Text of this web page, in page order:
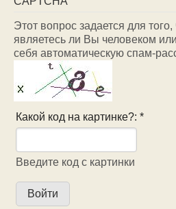
Этот вопрос задается для
являетесь ли Вы человеком
себя автоматическую спам-
Какой код на картинке?:*
Введите код с картинки